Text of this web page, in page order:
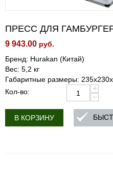
ПРЕСС ДЛЯ
9 943.00 руб.
Бренд: Hurakan (Китай)
Вес: 5,2 кг
Габаритные размеры:
Кол-во:
+
−
В КОРЗИНУ